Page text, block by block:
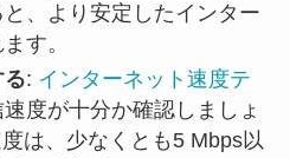
、より安定したインター
す。
: インターネット速度テ
度が十分か確認しましょ
は、少なくとも5 Mbps以